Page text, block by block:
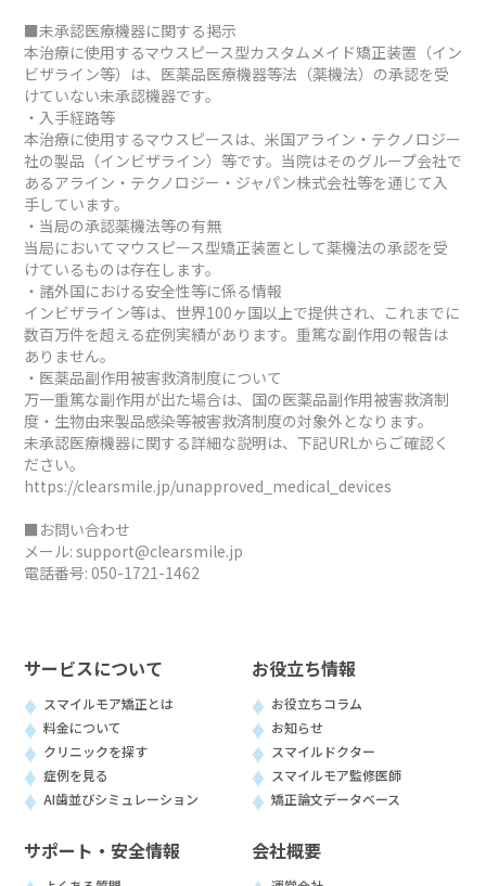
■未承認医療機器に関する掲示
本治療に使用するマウスピース型カスタムメイド矯正装置（イン
ビザライン等）は、医薬品医療機器等法（薬機法）の承認を受
けていない未承認機器です。
・入手経路等
本治療に使用するマウスピースは、米国アライン・テクノロジー
社の製品（インビザライン）等です。当院はそのグループ会社で
あるアライン・テクノロジー・ジャパン株式会社等を通じて入
手しています。
・当局の承認薬機法等の有無
当局においてマウスピース型矯正装置として薬機法の承認を受
けているものは存在します。
・諸外国における安全性等に係る情報
インビザライン等は、世界100ヶ国以上で提供され、これまでに
数百万件を超える症例実績があります。重篤な副作用の報告は
ありません。
・医薬品副作用被害救済制度について
万一重篤な副作用が出た場合は、国の医薬品副作用被害救済制
度・生物由来製品感染等被害救済制度の対象外となります。
未承認医療機器に関する詳細な説明は、下記URLからご確認く
ださい。
https://clearsmile.jp/unapproved_medical_devices
■お問い合わせ
メール: support@clearsmile.jp
電話番号: 050-1721-1462
サービスについて
スマイルモア矯正とは
料金について
クリニックを探す
症例を見る
AI歯並びシミュレーション
お役立ち情報
お役立ちコラム
お知らせ
スマイルドクター
スマイルモア監修医師
矯正論文データベース
サポート・安全情報 会社概要